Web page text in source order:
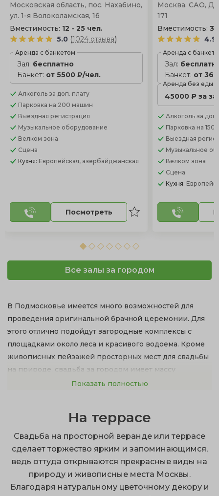
Московская область, пос. Нахабино,
ул. 1-я Волоколамская, 1б
Вместимость: 12 - 25 чел.
5.0 (1024 отзыва)
Аренда с банкетом
Зал: бесплатно
Банкет: от 5500 ₽/чел.
Алкоголь за доп. плату
Парковка на 200 машин
Выездная регистрация
Музыкальное оборудование
Велком зона
Сцена
Кухня: Европейская, азербайджанская
Посмотреть
Москва, САО,
171
Вместимость:
4.9
Аренда с
Зал:
Банкет: от
Аренда без еды
45000 ₽ за
Алкоголь за
Парковка на 150
Выездная
Музыкальное
Велком зона
Сцена
Кухня:
Все залы за городом
В Подмосковье имеется много возможностей для
проведения оригинальной брачной церемонии. Для
этого отлично подойдут загородные комплексы с
площадками около леса и красивого водоема. Кроме
живописных пейзажей просторных мест для свадьбы
на природе, свадьба за городом имеет массу
обслуживание;
респектабельные интерьеры с безупречным
сервисом;
ухоженная территория;
размещение большого количества гостей;
Показать полностью
На террасе
Свадьба на просторной веранде или террасе
сделает торжество ярким и запоминающимся,
ведь оттуда открываются прекрасные виды на
природу и живописные места Москвы.
Благодаря натуральному цветочному декору и